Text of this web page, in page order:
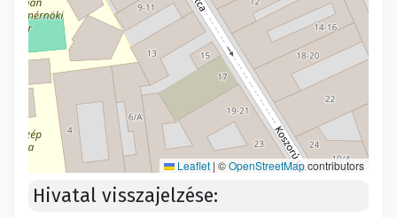
Leaflet | ©OpenStreetMapcontributors
Hivatal visszajelzése: